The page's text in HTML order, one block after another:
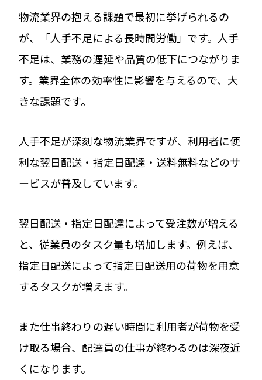
物流業界の抱える課題で最初に挙げられるの
が、「人手不足による長時間労働」です。人手
不足は、業務の遅延や品質の低下につながりま
す。業界全体の効率性に影響を与えるので、大
きな課題です。
人手不足が深刻な物流業界ですが、利用者に便
利な翌日配送・指定日配達・送料無料などのサ
ービスが普及しています。
翌日配送・指定日配達によって受注数が増える
と、従業員のタスク量も増加します。例えば、
指定日配送によって指定日配送用の荷物を用意
するタスクが増えます。
また仕事終わりの遅い時間に利用者が荷物を受
け取る場合、配達員の仕事が終わるのは深夜近
くになります。